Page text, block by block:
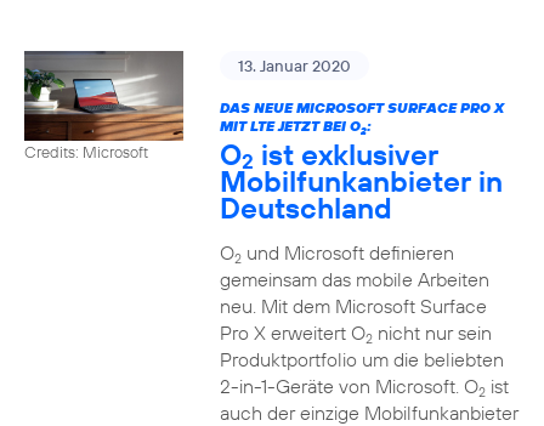
Credits: Microsoft
13. Januar 2020
DAS NEUE MICROSOFT SURFACE PRO X
MIT LTE JETZT BEI O2:
O2 ist exklusiver
Mobilfunkanbieter in
Deutschland
O2und Microsoft definieren
gemeinsam das mobile Arbeiten
neu. Mit dem Microsoft Surface
Pro X erweitert O2nicht nur sein
Produktportfolio um die beliebten
2-in-1-Geräte von Microsoft. O2ist
auch der einzige Mobilfunkanbieter